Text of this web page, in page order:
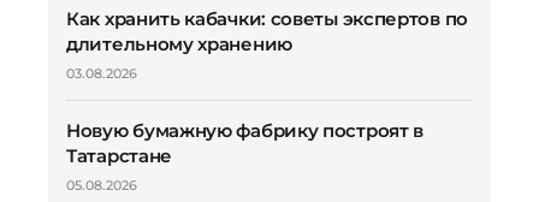
Как хранить кабачки: советы экспертов по
длительному хранению
03.08.2026
Новую бумажную фабрику построят в
Татарстане
05.08.2026